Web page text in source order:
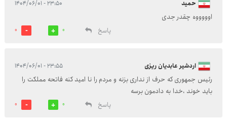
حمید ۲۳:۵۰ - ۱۴۰۴/۰۶/۰۱
اوووووه چقدر جدی
پاسخ
0
0
اردشیر عابدیان ریزی ۲۳:۵۵ - ۱۴۰۴/۰۶/۰۱
رئیس جمهوری که حرف از نداری بزنه و مردم را نا امید کنه فاتحه مملکت را
باید خوند ،خدا به دادمون برسه
پاسخ
0
0